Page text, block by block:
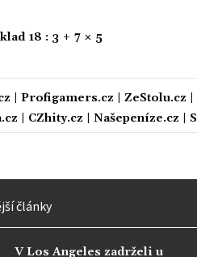
18 : 3 + 7 × 5
Profigamers.cz ZeStolu.cz
CZhity.cz Našepeníze.cz
články
V Los Angeles zadrželi u